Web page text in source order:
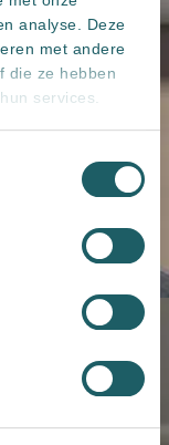
analyse. Deze
met andere
die ze hebben
services.